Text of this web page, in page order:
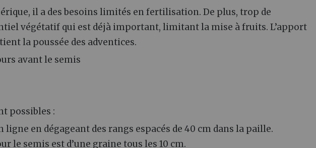
il a des besoins limités en fertilisation. De plus, trop de
végétatif qui est déjà important, limitant la mise à fruits. L’apport
la poussée des adventices.
avant le semis
possibles :
ligne en dégageant des rangs espacés de 40 cm dans la paille.
le semis est d’une graine tous les 10 cm.